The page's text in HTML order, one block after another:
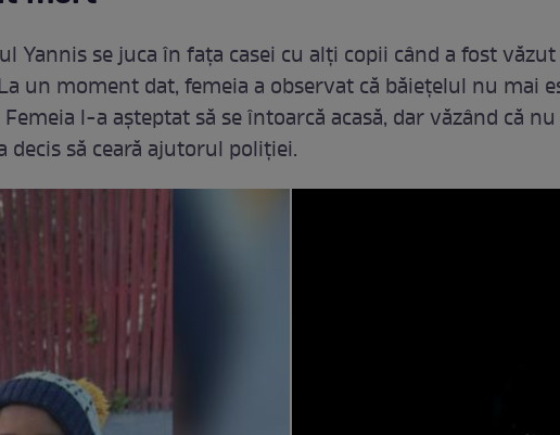
Yannis se juca în fața casei cu alți copii când a fost
un moment dat, femeia a observat că băiețelul nu mai
Femeia l-a așteptat să se întoarcă acasă, dar văzând că
decis să ceară ajutorul poliției.